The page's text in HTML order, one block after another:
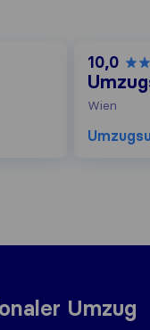
10,0
Wien
Umzug